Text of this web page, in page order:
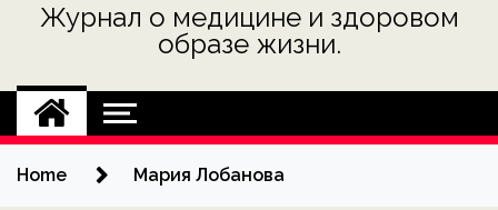
Журнал о медицине и здоровом
образе жизни.
Home Мария Лобанова